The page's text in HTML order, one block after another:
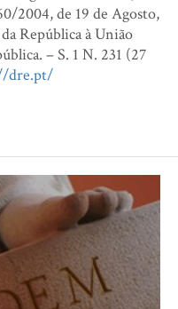
2004, de 19 de Agosto,
República à União
– S. 1 N. 231 (27
dre.pt/